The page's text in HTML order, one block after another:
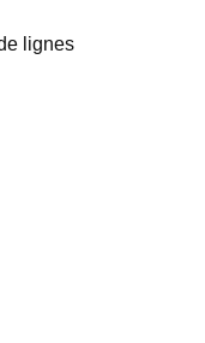
lignes